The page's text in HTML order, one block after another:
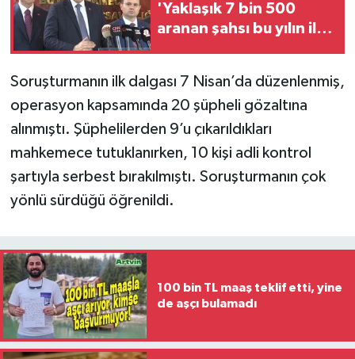
'Yaklaşık 7 bin 500
aranan şahsı bu yılın ilk
Soruşturmanın ilk dalgası 7 Nisan’da düzenlenmiş,
operasyon kapsamında 20 şüpheli gözaltına
alınmıştı. Şüphelilerden 9’u çıkarıldıkları
mahkemece tutuklanırken, 10 kişi adli kontrol
şartıyla serbest bırakılmıştı. Soruşturmanın çok
yönlü sürdüğü öğrenildi.
100 bin TL maaş teklif etti, yine
de aşçı bulamadı